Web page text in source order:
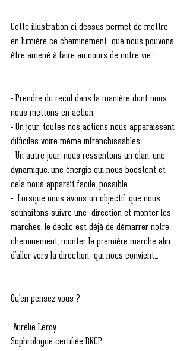
Cette illustration ci dessus permet de mettre
en lumière ce cheminement  que nous pouvons
être amené à faire au cours de notre vie :
- Prendre du recul dans la manière dont nous
nous mettons en action,
- Un jour, toutes nos actions nous apparaissent
difficiles voire même infranchissables
- Un autre jour, nous ressentons un élan, une
dynamique, une énergie qui nous boostent et
cela nous apparaît facile, possible.
-  Lorsque nous avons un objectif, que nous
souhaitons suivre une  direction et monter les
marches, le déclic est déjà de démarrer notre
cheminement, monter la première marche afin
d'aller vers la direction  qui nous convient...
Qu'en pensez vous ?
Aurélie Leroy
Sophrologue certifiée RNCP